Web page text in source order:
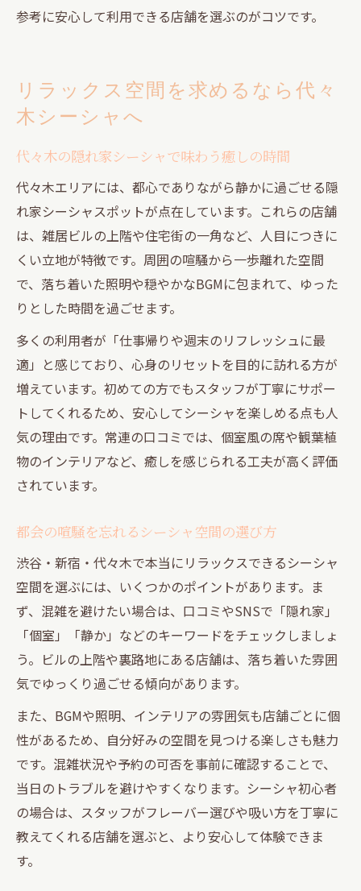
参考に安心して利用できる店舗を選ぶのがコツです。
リラックス空間を求めるなら代々
木シーシャへ
代々木の隠れ家シーシャで味わう癒しの時間
代々木エリアには、都心でありながら静かに過ごせる隠
れ家シーシャスポットが点在しています。これらの店舗
は、雑居ビルの上階や住宅街の一角など、人目につきに
くい立地が特徴です。周囲の喧騒から一歩離れた空間
で、落ち着いた照明や穏やかなBGMに包まれて、ゆった
りとした時間を過ごせます。
多くの利用者が「仕事帰りや週末のリフレッシュに最
適」と感じており、心身のリセットを目的に訪れる方が
増えています。初めての方でもスタッフが丁寧にサポー
トしてくれるため、安心してシーシャを楽しめる点も人
気の理由です。常連の口コミでは、個室風の席や観葉植
物のインテリアなど、癒しを感じられる工夫が高く評価
されています。
都会の喧騒を忘れるシーシャ空間の選び方
渋谷・新宿・代々木で本当にリラックスできるシーシャ
空間を選ぶには、いくつかのポイントがあります。ま
ず、混雑を避けたい場合は、口コミやSNSで「隠れ家」
「個室」「静か」などのキーワードをチェックしましょ
う。ビルの上階や裏路地にある店舗は、落ち着いた雰囲
気でゆっくり過ごせる傾向があります。
また、BGMや照明、インテリアの雰囲気も店舗ごとに個
性があるため、自分好みの空間を見つける楽しさも魅力
です。混雑状況や予約の可否を事前に確認することで、
当日のトラブルを避けやすくなります。シーシャ初心者
の場合は、スタッフがフレーバー選びや吸い方を丁寧に
教えてくれる店舗を選ぶと、より安心して体験できま
す。